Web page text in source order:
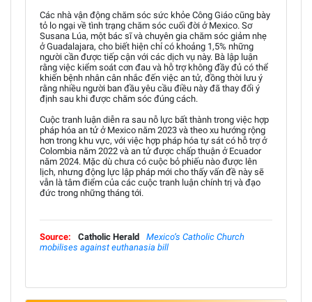
Các nhà vận động chăm sóc sức khỏe Công Giáo cũng bày
tỏ lo ngại về tình trạng chăm sóc cuối đời ở Mexico. Sơ
Susana Lúa, một bác sĩ và chuyên gia chăm sóc giảm nhẹ
ở Guadalajara, cho biết hiện chỉ có khoảng 1,5% những
người cần được tiếp cận với các dịch vụ này. Bà lập luận
rằng việc kiểm soát cơn đau và hỗ trợ không đầy đủ có thể
khiến bệnh nhân cân nhắc đến việc an tử, đồng thời lưu ý
rằng nhiều người ban đầu yêu cầu điều này đã thay đổi ý
định sau khi được chăm sóc đúng cách.
Cuộc tranh luận diễn ra sau nỗ lực bất thành trong việc hợp
pháp hóa an tử ở Mexico năm 2023 và theo xu hướng rộng
hơn trong khu vực, với việc hợp pháp hóa tự sát có hỗ trợ ở
Colombia năm 2022 và an tử được chấp thuận ở Ecuador
năm 2024. Mặc dù chưa có cuộc bỏ phiếu nào được lên
lịch, nhưng động lực lập pháp mới cho thấy vấn đề này sẽ
vẫn là tâm điểm của các cuộc tranh luận chính trị và đạo
đức trong những tháng tới.
Source: Catholic Herald
Mexico’s Catholic Church
mobilises against euthanasia bill